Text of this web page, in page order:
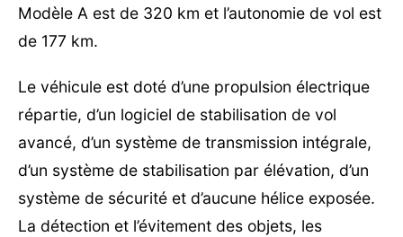
Modèle A est de 320 km et l’autonomie de vol est
de 177 km.
Le véhicule est doté d’une propulsion électrique
répartie, d’un logiciel de stabilisation de vol
avancé, d’un système de transmission intégrale,
d’un système de stabilisation par élévation, d’un
système de sécurité et d’aucune hélice exposée.
La détection et l’évitement des objets, les